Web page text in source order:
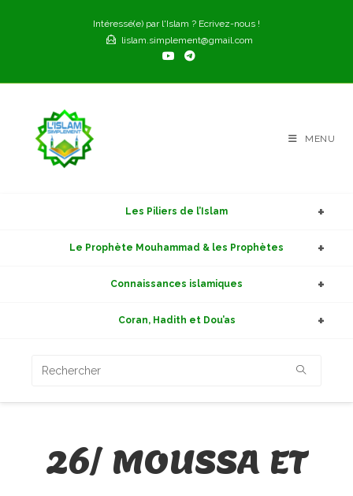
Intéressé(e) par l'Islam ? Ecrivez-nous !
lislam.simplement@gmail.com
MENU
Les Piliers de l’Islam
Le Prophète Mouhammad & les Prophètes
Connaissances islamiques
Coran, Hadith et Dou’as
26/ MOUSSA ET